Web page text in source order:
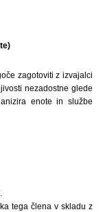
zagotoviti z izvajalci
nezadostne glede
enote in službe
tega člena v skladu z